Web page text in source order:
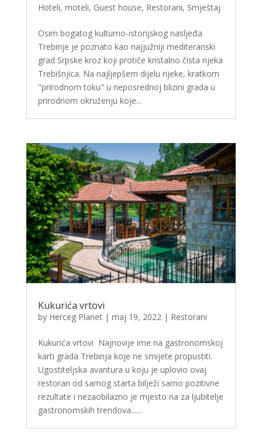
Hoteli, moteli, Guest house, Restorani, Smještaj
Osim bogatog kulturno-istorijskog nasljeđa
Trebinje je poznato kao najjužniji mediteranski
grad Srpske kroz koji protiče kristalno čista rijeka
Trebišnjica. Na najljepšem dijelu rijeke, kratkom
"prirodnom toku" u neposrednoj blizini grada u
prirodnom okruženju koje...
Kukurića vrtovi
by Herceg Planet| maj 19, 2022| Restorani
Kukurića vrtovi Najnovije ime na gastronomskoj
karti grada Trebinja koje ne smijete propustiti.
Ugostiteljska avantura u koju je uplovio ovaj
restoran od samog starta bilježi samo pozitivne
rezultate i nezaobilazno je mjesto na za ljubitelje
gastronomskih trendova......